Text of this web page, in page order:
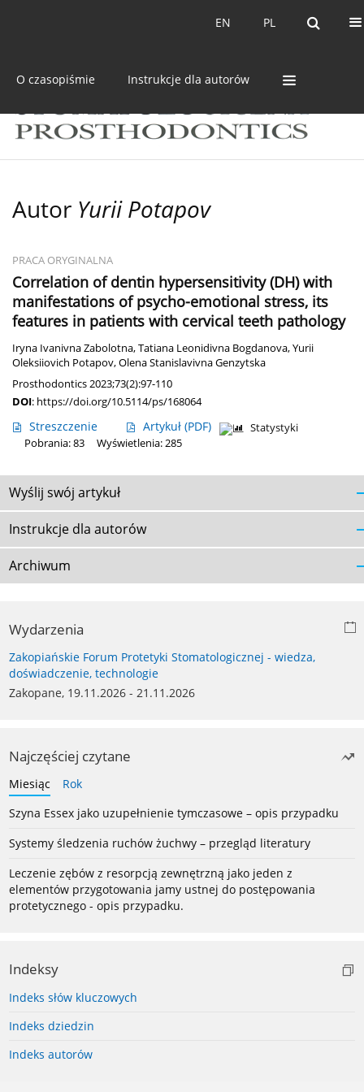
PL
EN PL
EN
O czasopiśmie Instrukcje dla autorów
Autor Yurii Potapov
PRACA ORYGINALNA
Сorrelation of dentin hypersensitivity (DH) with
manifestations of psycho-emotional stress, its
features in patients with cervical teeth pathology
Iryna Ivanivna Zabolotna,Tatiana Leonidivna Bogdanova,Yurii
Oleksiiovich Potapov,Olena Stanislavivna Genzytska
Prosthodontics 2023;73(2):97-110
DOI: https://doi.org/10.5114/ps/168064
Streszczenie Artykuł (PDF)
Statystyki
Pobrania: 83
Wyświetlenia: 285
Wyślij swój artykuł
Instrukcje dla autorów
Archiwum
Wydarzenia
Zakopiańskie Forum Protetyki Stomatologicznej - wiedza,
doświadczenie, technologie
Zakopane, 19.11.2026 - 21.11.2026
Najczęściej czytane
Miesiąc
Rok
Szyna Essex jako uzupełnienie tymczasowe – opis przypadku
Systemy śledzenia ruchów żuchwy – przegląd literatury
Leczenie zębów z resorpcją zewnętrzną jako jeden z
elementów przygotowania jamy ustnej do postępowania
protetycznego - opis przypadku.
Indeksy
Indeks słów kluczowych
Indeks dziedzin
Indeks autorów